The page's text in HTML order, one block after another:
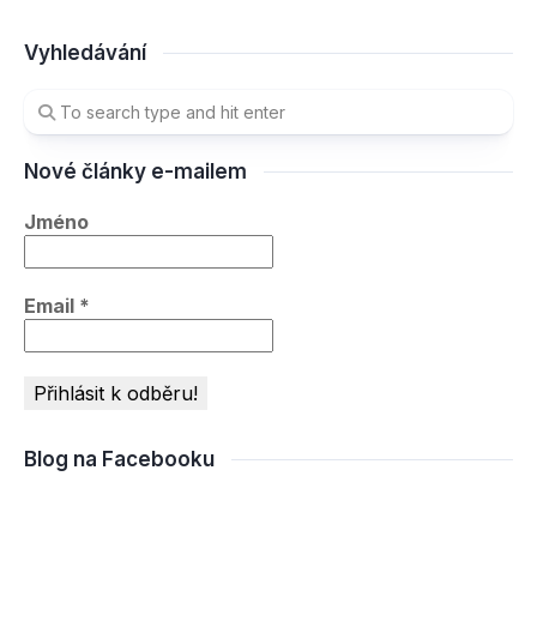
Vyhledávání
Nové články e-mailem
Jméno
Email *
Blog na Facebooku